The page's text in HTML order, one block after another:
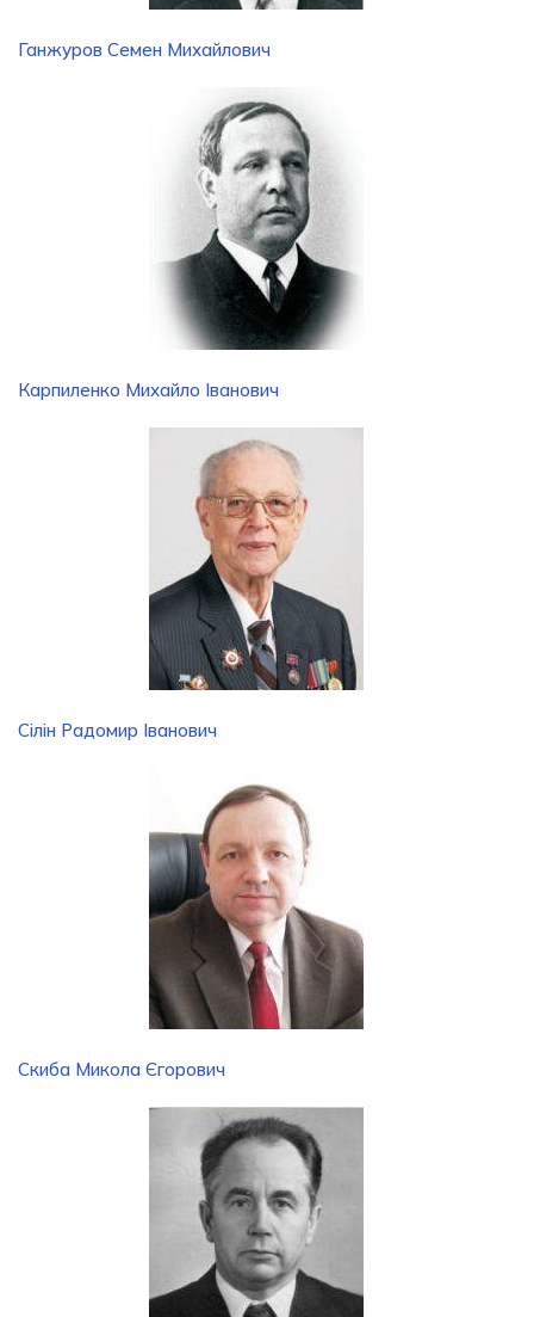
Ганжуров Семен Михайлович
Карпиленко Михайло Іванович
Сілін Радомир Іванович
Скиба Микола Єгорович